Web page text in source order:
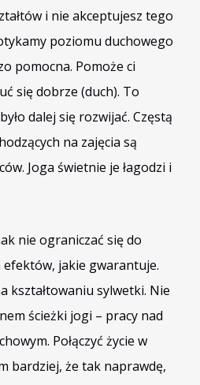
i nie akceptujesz tego
poziomu duchowego
pomocna. Pomoże ci
się dobrze (duch). To
dalej się rozwijać. Częstą
na zajęcia są
Joga świetnie je łagodzi i
nie ograniczać się do
jakie gwarantuje.
kształtowaniu sylwetki. Nie
ścieżki jogi – pracy nad
Połączyć życie w
bardziej, że tak naprawdę,